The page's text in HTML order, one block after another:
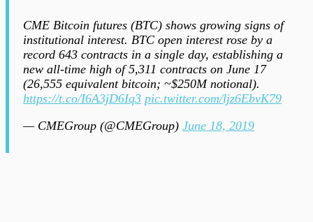
CME Bitcoin futures (BTC) shows growing signs of
institutional interest. BTC open interest rose by a
record 643 contracts in a single day, establishing a
new all-time high of 5,311 contracts on June 17
(26,555 equivalent bitcoin; ~$250M notional).
https://t.co/I6A3jD6Iq3 pic.twitter.com/ljz6EbvK79
— CMEGroup (@CMEGroup) June 18, 2019